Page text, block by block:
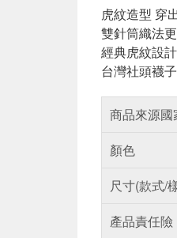
虎紋造型 穿
雙針筒織法
經典虎紋設
台灣社頭襪
商品來源國
顏色
尺寸(款式/
產品責任險